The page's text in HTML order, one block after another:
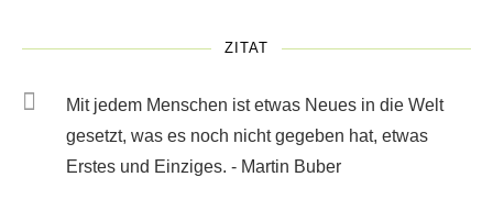
ZITAT
Mit jedem Menschen ist etwas Neues in die Welt
gesetzt, was es noch nicht gegeben hat, etwas
Erstes und Einziges. - Martin Buber